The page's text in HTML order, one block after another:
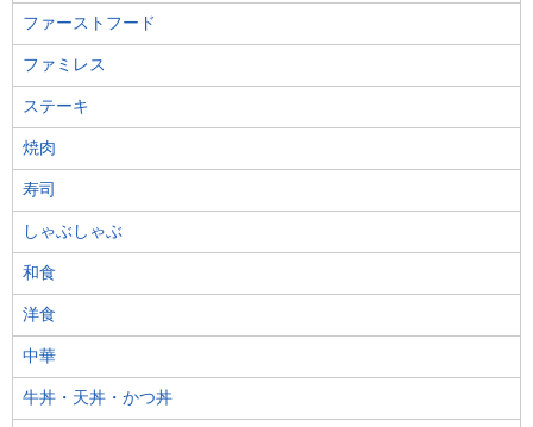
ファーストフード
ファミレス
ステーキ
焼肉
寿司
しゃぶしゃぶ
和食
洋食
中華
牛丼・天丼・かつ丼